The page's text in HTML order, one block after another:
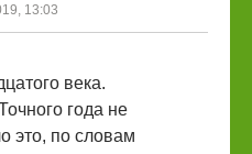
13:03
века.
года не
это, по словам